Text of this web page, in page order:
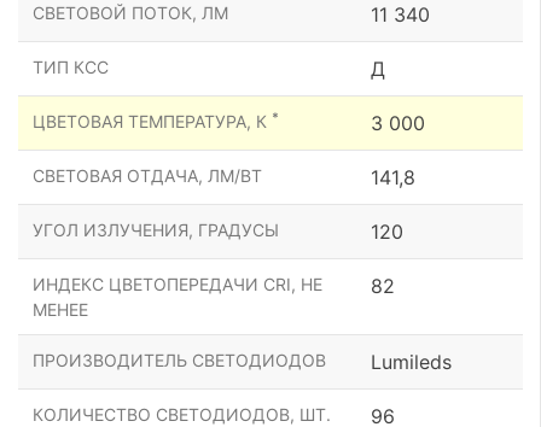
СВЕТОВОЙ ПОТОК, ЛМ 11 340
ТИП КСС Д
ЦВЕТОВАЯ ТЕМПЕРАТУРА, К * 3 000
СВЕТОВАЯ ОТДАЧА, ЛМ/ВТ 141,8
УГОЛ ИЗЛУЧЕНИЯ, ГРАДУСЫ 120
ИНДЕКС ЦВЕТОПЕРЕДАЧИ CRI, НЕ
МЕНЕЕ
82
ПРОИЗВОДИТЕЛЬ СВЕТОДИОДОВ Lumileds
КОЛИЧЕСТВО СВЕТОДИОДОВ, ШТ. 96